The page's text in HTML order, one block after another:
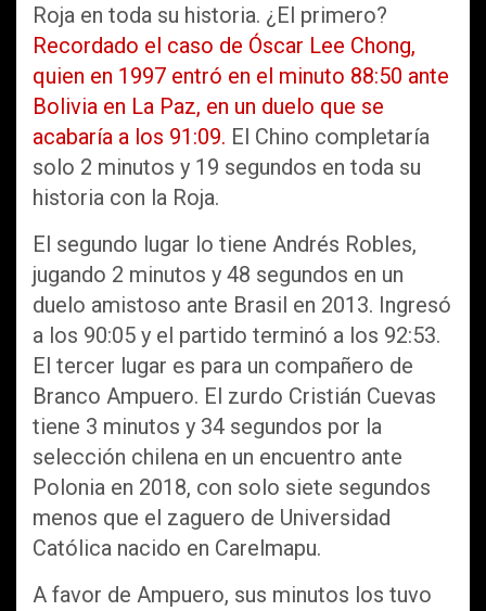
Roja en toda su historia. ¿El primero?
Recordado el caso de Óscar Lee Chong,
quien en 1997 entró en el minuto 88:50 ante
Bolivia en La Paz, en un duelo que se
acabaría a los 91:09. El Chino completaría
solo 2 minutos y 19 segundos en toda su
historia con la Roja.
El segundo lugar lo tiene Andrés Robles,
jugando 2 minutos y 48 segundos en un
duelo amistoso ante Brasil en 2013. Ingresó
a los 90:05 y el partido terminó a los 92:53.
El tercer lugar es para un compañero de
Branco Ampuero. El zurdo Cristián Cuevas
tiene 3 minutos y 34 segundos por la
selección chilena en un encuentro ante
Polonia en 2018, con solo siete segundos
menos que el zaguero de Universidad
Católica nacido en Carelmapu.
A favor de Ampuero, sus minutos los tuvo